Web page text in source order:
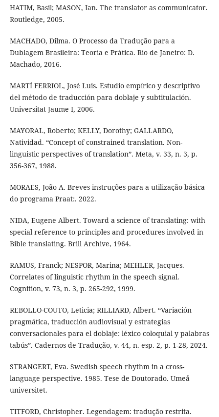
HATIM, Basil; MASON, Ian. The translator as communicator.
Routledge, 2005.
MACHADO, Dilma. O Processo da Tradução para a
Dublagem Brasileira: Teoria e Prática. Rio de Janeiro: D.
Machado, 2016.
MARTÍ FERRIOL, José Luis. Estudio empírico y descriptivo
del método de traducción para doblaje y subtitulación.
Universitat Jaume I, 2006.
MAYORAL, Roberto; KELLY, Dorothy; GALLARDO,
Natividad. “Concept of constrained translation. Non-
linguistic perspectives of translation”. Meta, v. 33, n. 3, p.
356-367, 1988.
MORAES, João A. Breves instruções para a utilização básica
do programa Praat:. 2022.
NIDA, Eugene Albert. Toward a science of translating: with
special reference to principles and procedures involved in
Bible translating. Brill Archive, 1964.
RAMUS, Franck; NESPOR, Marina; MEHLER, Jacques.
Correlates of linguistic rhythm in the speech signal.
Cognition, v. 73, n. 3, p. 265-292, 1999.
REBOLLO-COUTO, Leticia; RILLIARD, Albert. “Variación
pragmática, traducción audiovisual y estrategias
conversacionales para el doblaje: léxico coloquial y palabras
tabús”. Cadernos de Tradução, v. 44, n. esp. 2, p. 1-28, 2024.
STRANGERT, Eva. Swedish speech rhythm in a cross-
language perspective. 1985. Tese de Doutorado. Umeå
universitet.
TITFORD, Christopher. Legendagem: tradução restrita.